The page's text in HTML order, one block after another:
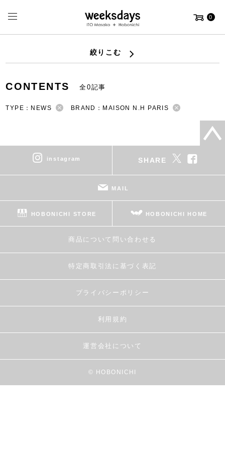
0
絞りこむ
CONTENTS 全0記事
TYPE：NEWS BRAND：MAISON N.H PARIS
instagram SHARE
MAIL
HOBONICHI STORE HOBONICHI HOME
商品について問い合わせる
特定商取引法に基づく表記
プライバシーポリシー
利用規約
運営会社について
© HOBONICHI